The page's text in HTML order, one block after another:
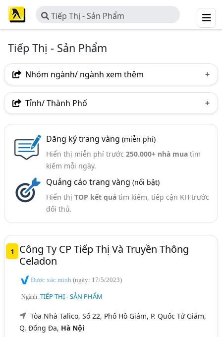
Tiếp Thị - Sản Phẩm
Tiếp Thị - Sản Phẩm
Nhóm ngành/ ngành xem thêm
Ngành nghề
Tỉnh/ Thành Phố
Đăng ký trang vàng (miễn phí)
Hiển thị miễn phí trước 250.000+ nhà muatìm
kiếm mỗi ngày.
Quảng cáo trang vàng (nổi bật)
Hiển thị TOP kết quảtìm kiếm, tiếp cận KH trước
đối thủ.
1
Công Ty CP Tiếp Thị Và Truyền Thông
Celadon
Được xác minh(ngày: 17/5/2023)
Ngành:TIẾP THỊ - SẢN PHẨM
Tòa Nhà Talico, Số 22, Phố Hồ Giám, P. Quốc Tử Giám,
Q. Đống Đa, Hà Nội